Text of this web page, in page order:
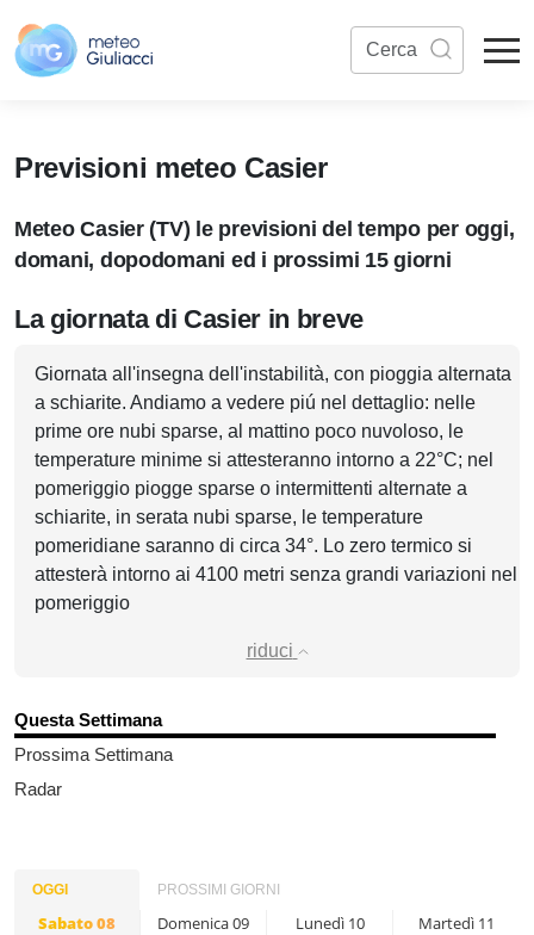
Previsioni meteo Casier
Meteo Casier (TV) le previsioni del tempo per oggi,
domani, dopodomani ed i prossimi 15 giorni
La giornata di Casier in breve
Giornata all'insegna dell'instabilità, con pioggia alternata
a schiarite. Andiamo a vedere piú nel dettaglio: nelle
prime ore nubi sparse, al mattino poco nuvoloso, le
temperature minime si attesteranno intorno a 22°C; nel
pomeriggio piogge sparse o intermittenti alternate a
schiarite, in serata nubi sparse, le temperature
pomeridiane saranno di circa 34°. Lo zero termico si
attesterà intorno ai 4100 metri senza grandi variazioni nel
pomeriggio
riduci
Questa Settimana
Prossima Settimana
Radar
OGGI PROSSIMI GIORNI
Sabato 08 Domenica 09 Lunedì 10 Martedì 11